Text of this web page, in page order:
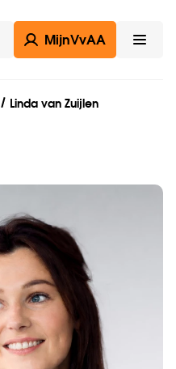
Zoeken
MijnVvAA
Linda van Zuijlen